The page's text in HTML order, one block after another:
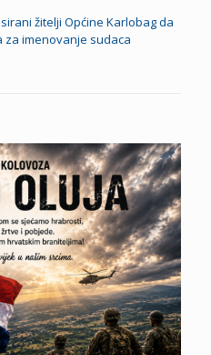
žitelji Općine Karlobag da
za imenovanje sudaca